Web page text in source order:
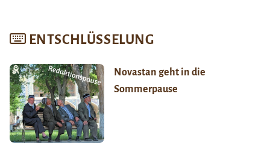
ENTSCHLÜSSELUNG
Novastan geht in die
Sommerpause